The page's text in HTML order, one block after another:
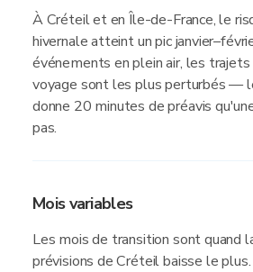
À Créteil et en Île-de-France, le
hivernale atteint un pic
événements en plein air, les
voyage sont les plus perturbés —
donne 20 minutes de préavis
pas.
Mois variables
Les mois de transition sont quand
prévisions de Créteil baisse le